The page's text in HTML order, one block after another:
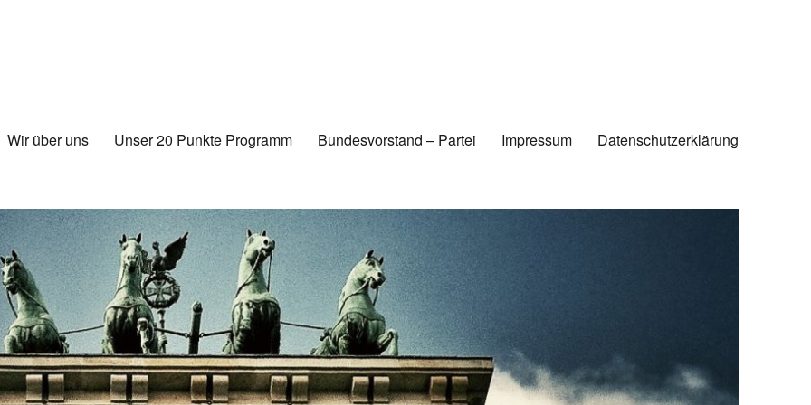
Wir über uns Unser 20 Punkte Programm Bundesvorstand – Partei Impressum Datenschutzerklärung